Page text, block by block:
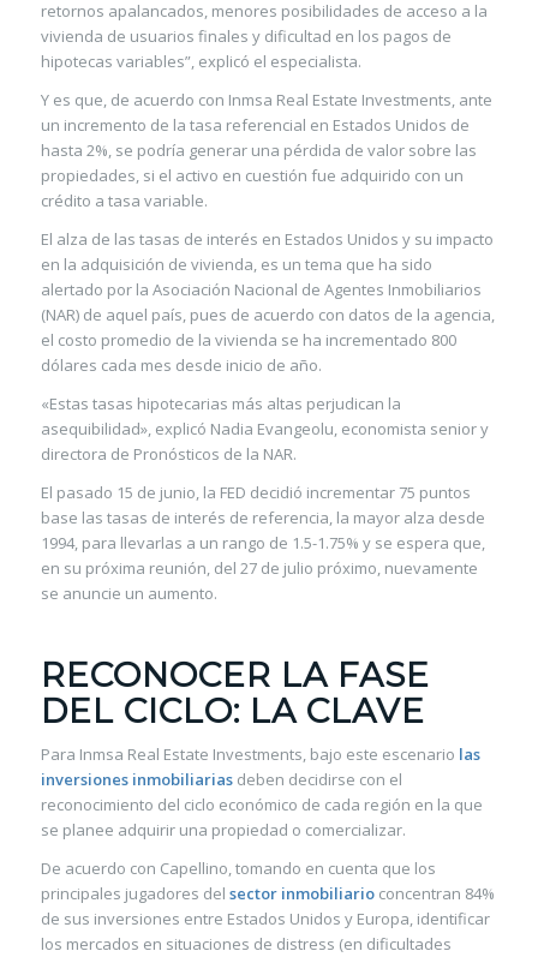
retornos apalancados, menores posibilidades de acceso a la
vivienda de usuarios finales y dificultad en los pagos de
hipotecas variables”, explicó el especialista.
Y es que, de acuerdo con Inmsa Real Estate Investments, ante
un incremento de la tasa referencial en Estados Unidos de
hasta 2%, se podría generar una pérdida de valor sobre las
propiedades, si el activo en cuestión fue adquirido con un
crédito a tasa variable.
El alza de las tasas de interés en Estados Unidos y su impacto
en la adquisición de vivienda, es un tema que ha sido
alertado por la Asociación Nacional de Agentes Inmobiliarios
(NAR) de aquel país, pues de acuerdo con datos de la agencia,
el costo promedio de la vivienda se ha incrementado 800
dólares cada mes desde inicio de año.
«Estas tasas hipotecarias más altas perjudican la
asequibilidad», explicó Nadia Evangeolu, economista senior y
directora de Pronósticos de la NAR.
El pasado 15 de junio, la FED decidió incrementar 75 puntos
base las tasas de interés de referencia, la mayor alza desde
1994, para llevarlas a un rango de 1.5-1.75% y se espera que,
en su próxima reunión, del 27 de julio próximo, nuevamente
se anuncie un aumento.
RECONOCER LA FASE
DEL CICLO: LA CLAVE
Para Inmsa Real Estate Investments, bajo este escenario las
inversiones inmobiliariasdeben decidirse con el
reconocimiento del ciclo económico de cada región en la que
se planee adquirir una propiedad o comercializar.
De acuerdo con Capellino, tomando en cuenta que los
principales jugadores del sector inmobiliarioconcentran 84%
de sus inversiones entre Estados Unidos y Europa, identificar
los mercados en situaciones de distress (en dificultades